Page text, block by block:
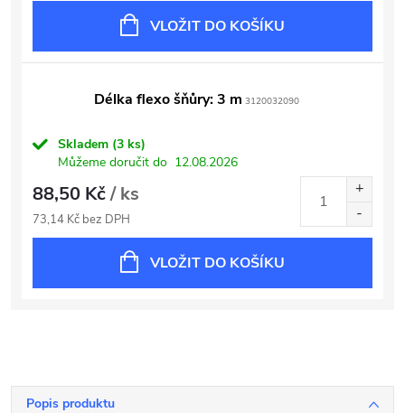
VLOŽIT DO KOŠÍKU
Délka flexo šňůry: 3 m 3120032090
Skladem (3 ks)
Můžeme doručit do 12.08.2026
88,50 Kč/ ks
73,14 Kč bez DPH
VLOŽIT DO KOŠÍKU
Popis produktu